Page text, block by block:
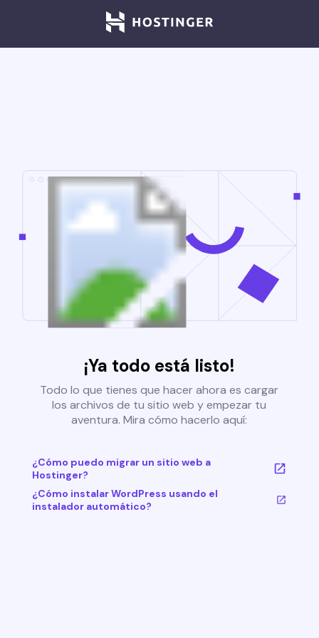
¡Ya todo está listo!
Todo lo que tienes que hacer ahora es cargar
los archivos de tu sitio web y empezar tu
aventura. Mira cómo hacerlo aquí:
¿Cómo puedo migrar un sitio web a
Hostinger?
¿Cómo instalar WordPress usando el
instalador automático?